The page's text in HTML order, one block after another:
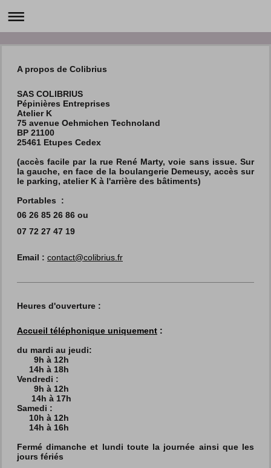
A propos de Colibrius
SAS COLIBRIUS
Pépinières Entreprises
Atelier K
75 avenue Oehmichen Technoland
BP 21100
25461 Etupes Cedex
(accès facile par la rue René Marty, voie sans issue. Sur
la gauche, en face de la boulangerie Demeusy, accès sur
le parking, atelier K à l'arrière des bâtiments)
Portables :
06 26 85 26 86 ou
07 72 27 47 19
Email : contact@colibrius.fr
Heures d'ouverture :
Accueil téléphonique uniquement :
du mardi au jeudi:
9h à 12h
14h à 18h
Vendredi :
9h à 12h
14h à 17h
Samedi :
10h à 12h
14h à 16h
Fermé dimanche et lundi toute la journée ainsi que les
jours fériés